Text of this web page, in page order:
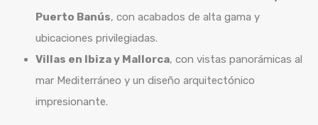
Puerto Banús, con acabados de alta gama y
ubicaciones privilegiadas.
Villas en Ibiza y Mallorca, con vistas panorámicas al
mar Mediterráneo y un diseño arquitectónico
impresionante.